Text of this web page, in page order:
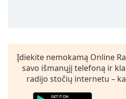
Įdiekite nemokamą Online
savo išmanųjį telefoną ir
radijo stočių internetu –